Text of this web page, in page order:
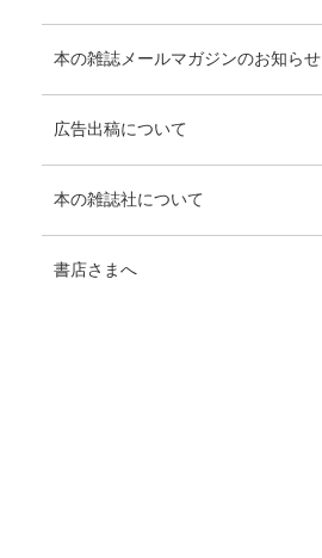
本の雑誌メールマガジンのお知らせ
広告出稿について
本の雑誌社について
書店さまへ